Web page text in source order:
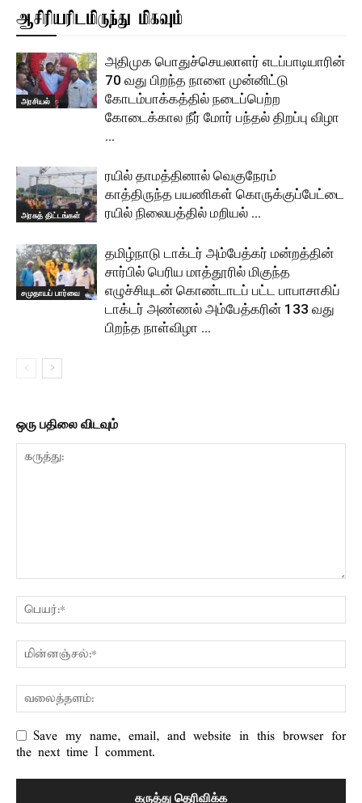
ஆசிரியரிடமிருந்து மிகவும்
அரசியல்
அதிமுக பொதுச்செயலாளர் எடப்பாடியாரின்
70 வது பிறந்த நாளை முன்னிட்டு
கோடம்பாக்கத்தில் நடைப்பெற்ற
கோடைக்கால நீர் மோர் பந்தல் திறப்பு விழா
…
அரசுத் திட்டங்கள்
ரயில் தாமத்தினால் வெகுநேரம்
காத்திருந்த பயணிகள் கொருக்குப்பேட்டை
ரயில் நிலையத்தில் மறியல் …
சமுதாயப் பார்வை
தமிழ்நாடு டாக்டர் அம்பேத்கர் மன்றத்தின்
சார்பில் பெரிய மாத்தூரில் மிகுந்த
எழுச்சியுடன் கொண்டாடப் பட்ட பாபாசாகிப்
டாக்டர் அண்ணல் அம்பேத்கரின் 133 வது
பிறந்த நாள்விழா …
ஒரு பதிலை விடவும்
Save my name, email, and website in this browser for
the next time I comment.